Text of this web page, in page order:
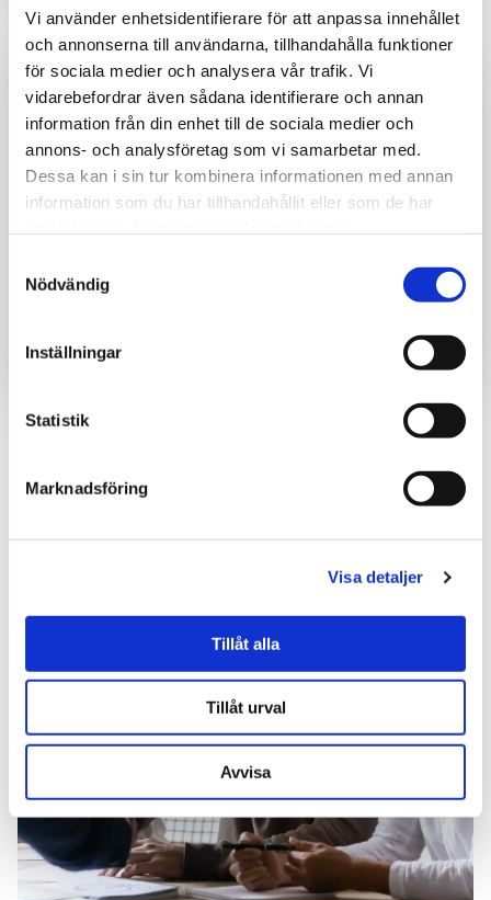
Vi använder enhetsidentifierare för att anpassa innehållet
och annonserna till användarna, tillhandahålla funktioner
för sociala medier och analysera vår trafik. Vi
vidarebefordrar även sådana identifierare och annan
information från din enhet till de sociala medier och
annons- och analysföretag som vi samarbetar med.
Dessa kan i sin tur kombinera informationen med annan
information som du har tillhandahållit eller som de har
Nödvändig
Inställningar
Statistik
Marknadsföring
Visa detaljer
Tillåt alla
Tillåt urval
Avvisa
Hjälp era medarbetare tillbaka till full potential